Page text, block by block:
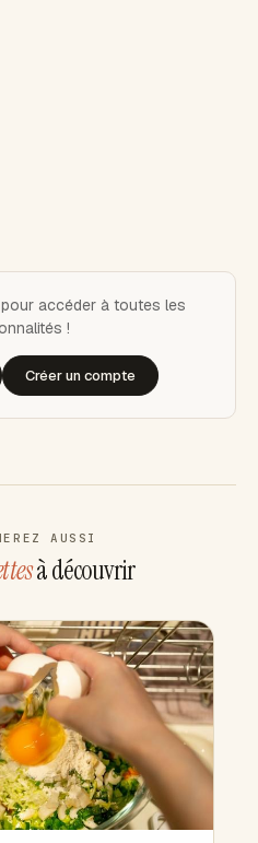
accéder à toutes les
!
Créer un compte
AUSSI
à découvrir